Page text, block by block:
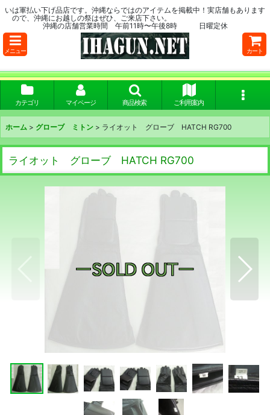
いは軍払い下げ品店です。沖縄ならではのアイテムを掲載中！実店舗もあります
ので、沖縄にお越しの祭はぜひ、ご来店下さい。
沖縄の店舗営業時間 午前11時〜午後8時 日曜定休
メニュー カート
カテゴリ マイページ 商品検索 ご利用案内
ホーム > グローブ ミトン > ライオット グローブ HATCH RG700
ライオット グローブ HATCH RG700